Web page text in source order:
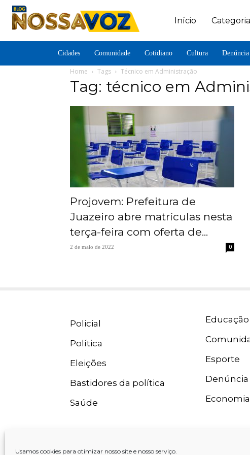
Usamos cookies para otimizar nosso site e nosso serviço.
Início
Cidades Comunidade Cotidiano Cultura Denúncia
Home Tags Técnico em Administração
Tag: técnico em
Projovem: Prefeitura de
Juazeiro abre matrículas nesta
terça-feira com oferta de...
2 de maio de 2022 0
Policial
Política
Eleições
Bastidores da política
Saúde
Educação
Esporte
Denúncia
Economia